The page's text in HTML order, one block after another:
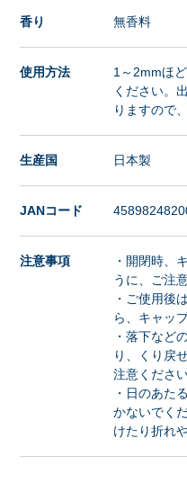
香り 無香料
使用方法
1～2mmほ
ください。
りますので
生産国 日本製
JANコード
注意事項
・開閉時、
うに、ご注
・ご使用後
ら、キャッ
・落下など
り、くり戻
注意ください
・日のあた
かないでく
けたり折れ